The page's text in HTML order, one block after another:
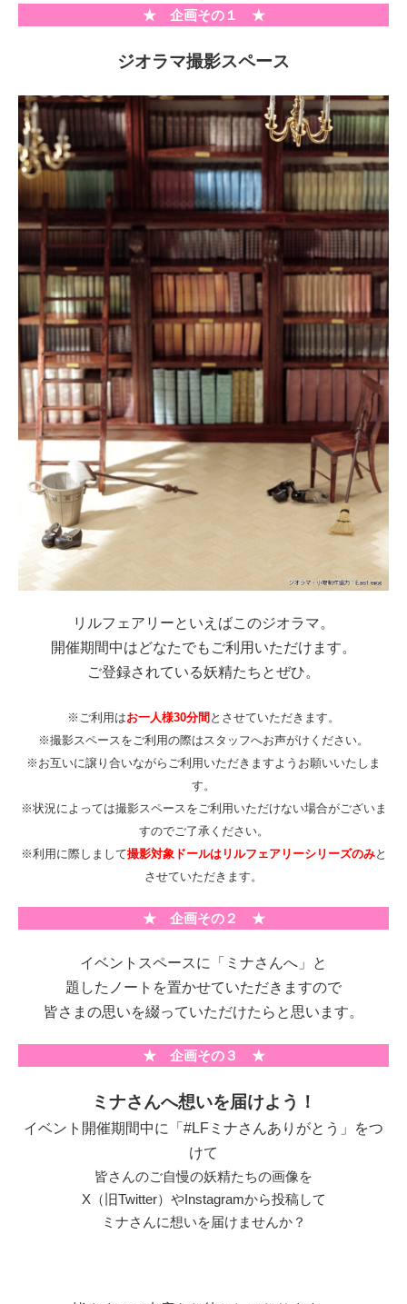
★ 企画その１ ★
ジオラマ撮影スペース
リルフェアリーといえばこのジオラマ。
開催期間中はどなたでもご利用いただけます。
ご登録されている妖精たちとぜひ。
※ご利用はお一人様30分間とさせていただきます。
※撮影スペースをご利用の際はスタッフへお声がけください。
※お互いに譲り合いながらご利用いただきますようお願いいたしま
す。
※状況によっては撮影スペースをご利用いただけない場合がございま
すのでご了承ください。
※利用に際しまして撮影対象ドールはリルフェアリーシリーズのみと
させていただきます。
★ 企画その２ ★
イベントスペースに「ミナさんへ」と
題したノートを置かせていただきますので
皆さまの思いを綴っていただけたらと思います。
★ 企画その３ ★
ミナさんへ想いを届けよう！
イベント開催期間中に「 #LFミナさんありがとう 」をつ
けて
皆さんのご自慢の妖精たちの画像を
X（旧Twitter）やInstagramから投稿して
ミナさんに想いを届けませんか？